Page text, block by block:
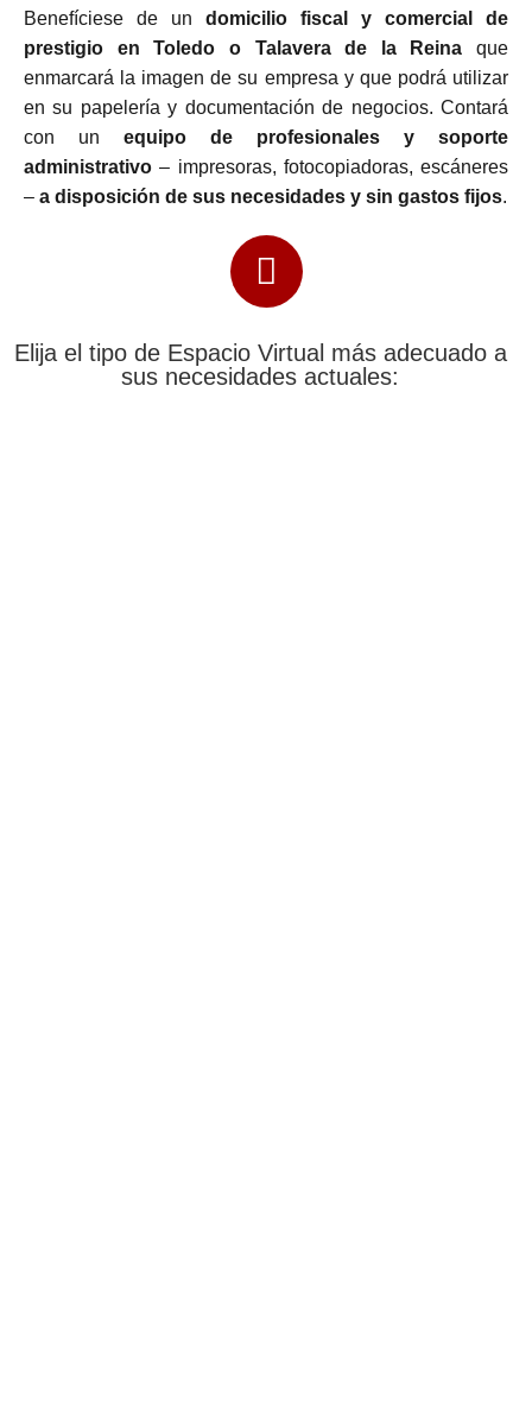
Benefíciese de un domicilio fiscal y comercial de
prestigio en Toledo o Talavera de la Reina que
enmarcará la imagen de su empresa y que podrá utilizar
en su papelería y documentación de negocios. Contará
con un equipo de profesionales y soporte
administrativo – impresoras, fotocopiadoras, escáneres
– a disposición de sus necesidades y sin gastos fijos.
Elija el tipo de Espacio Virtual más adecuado a
sus necesidades actuales: